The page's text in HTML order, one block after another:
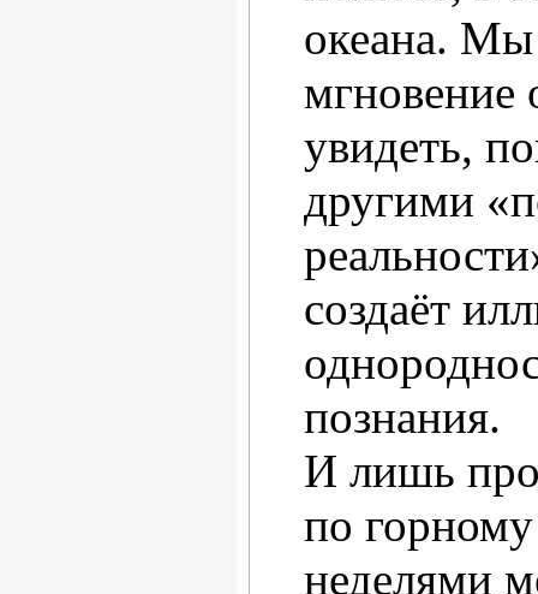
океана.
мгновение
увидеть,
другими
создаёт
познания.
И лишь
по
неделями